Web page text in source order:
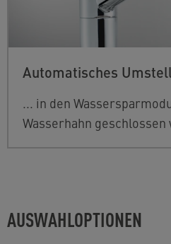
Automatisches
... in den
Wasserhahn geschlossen
AUSWAHLOPTIONEN